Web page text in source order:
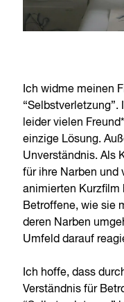
Ich widme meinen
leider vielen
einzige Lösung.
Unverständnis. Als
für ihre Narben und
animierten Kurzfilm
Betroffene, wie sie
deren Narben
Umfeld darauf
Ich hoffe, dass
Verständnis für